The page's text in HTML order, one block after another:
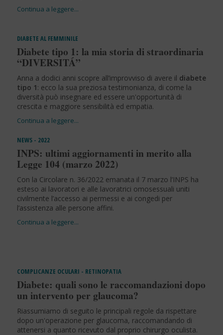
DIABETE AL FEMMINILE
Diabete tipo 1: la mia storia di straordinaria
“DIVERSITÁ”
Anna a dodici anni scopre all’improvviso di avere il diabete
tipo 1: ecco la sua preziosa testimonianza, di come la
diversità può insegnare ed essere un'opportunità di
crescita e maggiore sensibilità ed empatia.
NEWS - 2022
INPS: ultimi aggiornamenti in merito alla
Legge 104 (marzo 2022)
Con la Circolare n. 36/2022 emanata il 7 marzo l’INPS ha
esteso ai lavoratori e alle lavoratrici omosessuali uniti
civilmente l’accesso ai permessi e ai congedi per
l’assistenza alle persone affini.
COMPLICANZE OCULARI - RETINOPATIA
Diabete: quali sono le raccomandazioni dopo
un intervento per glaucoma?
Riassumiamo di seguito le principali regole da rispettare
dopo un'operazione per glaucoma, raccomandando di
attenersi a quanto ricevuto dal proprio chirurgo oculista.